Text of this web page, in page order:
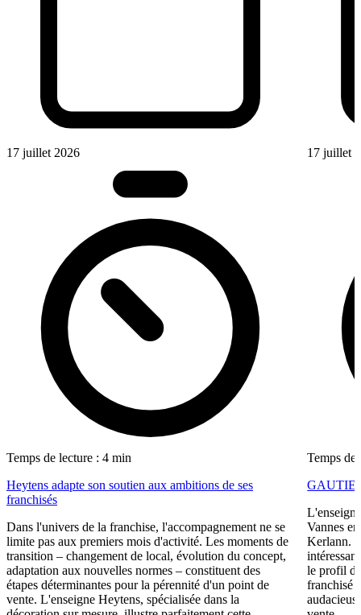
17 juillet 2026
Temps de lecture : 4 min
Heytens adapte son soutien aux ambitions de ses
franchisés
Dans l'univers de la franchise, l'accompagnement ne se
limite pas aux premiers mois d'activité. Les moments de
transition – changement de local, évolution du concept,
adaptation aux nouvelles normes – constituent des
étapes déterminantes pour la pérennité d'un point de
vente. L'enseigne Heytens, spécialisée dans la
17 juillet
Temps de
Vannes
Kerlann.
le profil
franchisé